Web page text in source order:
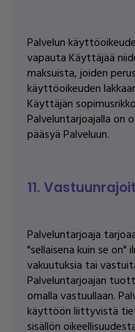
Palvelun
vapauta Käyttäjää
maksuista, joiden
käyttöoikeuden
Käyttäjän
Palveluntarjoajalla on
pääsyä Palveluun.
11.
Palveluntarjoaja
"sellaisena kuin se
vakuutuksia tai
Palveluntarjoajan
omalla vastuullaan.
käyttöön liittyvistä
sisällön